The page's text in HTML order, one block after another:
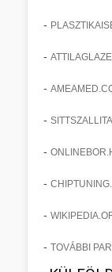
-
-
-
-
-
-
-
- TOVÁBBI